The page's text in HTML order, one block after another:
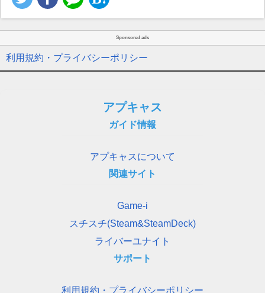
Sponsored ads
利用規約・プライバシーポリシー
アプキャス
ガイド情報
アプキャスについて
関連サイト
Game-i
スチスチ(Steam&SteamDeck)
ライバーユナイト
サポート
利用規約・プライバシーポリシー